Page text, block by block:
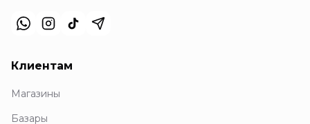
Клиентам
Магазины
Базары